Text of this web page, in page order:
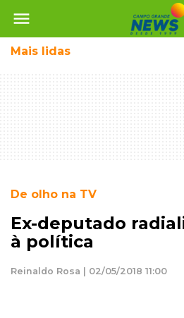
menu
Mais lidas
De olho na TV
Ex-deputado
à política
Reinaldo Rosa | 02/05/2018 11:00